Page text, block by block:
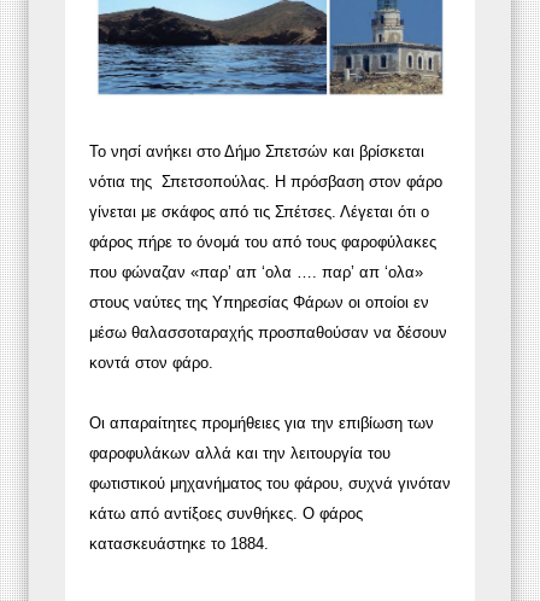
Το νησί ανήκει στο Δήμο Σπετσών και βρίσκεται
νότια της Σπετσοπούλας. Η πρόσβαση στον φάρο
γίνεται με σκάφος από τις Σπέτσες. Λέγεται ότι ο
φάρος πήρε το όνομά του από τους φαροφύλακες
που φώναζαν «παρ’ απ ‘ολα …. παρ’ απ ‘ολα»
στους ναύτες της Υπηρεσίας Φάρων οι οποίοι εν
μέσω θαλασσοταραχής προσπαθούσαν να δέσουν
κοντά στον φάρο.
Οι απαραίτητες προμήθειες για την επιβίωση των
φαροφυλάκων αλλά και την λειτουργία του
φωτιστικού μηχανήματος του φάρου, συχνά γινόταν
κάτω από αντίξοες συνθήκες. Ο φάρος
κατασκευάστηκε το 1884.